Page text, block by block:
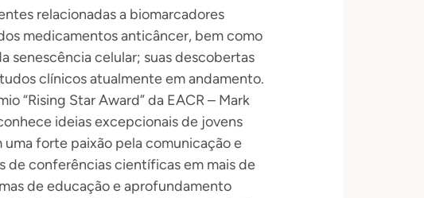
relacionadas a biomarcadores
medicamentos anticâncer, bem como
senescência celular; suas descobertas
clínicos atualmente em andamento.
“Rising Star Award” da EACR – Mark
ideias excepcionais de jovens
forte paixão pela comunicação e
de conferências científicas em mais de
de educação e aprofundamento